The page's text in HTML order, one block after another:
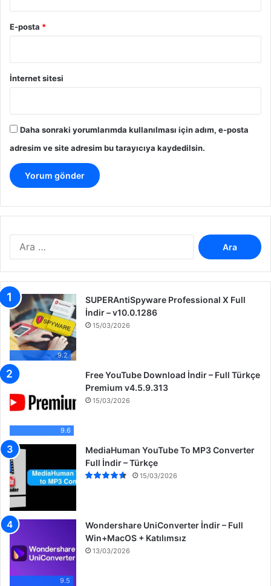
E-posta *
İnternet sitesi
Daha sonraki yorumlarımda kullanılması için adım, e-posta
adresim ve site adresim bu tarayıcıya kaydedilsin.
:
9.2
SUPERAntiSpyware Professional X Full
İndir – v10.0.1286
15/03/2026
9.6
Free YouTube Download İndir – Full Türkçe
Premium v4.5.9.313
15/03/2026
MediaHuman YouTube To MP3 Converter
Full İndir – Türkçe
15/03/2026
9.5
Wondershare UniConverter İndir – Full
Win+MacOS + Katılımsız
13/03/2026